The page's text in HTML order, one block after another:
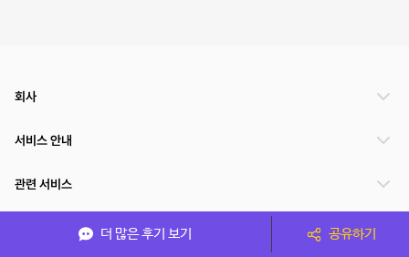
더 많은 후기 보기 공유하기
회사
서비스 안내
관련 서비스